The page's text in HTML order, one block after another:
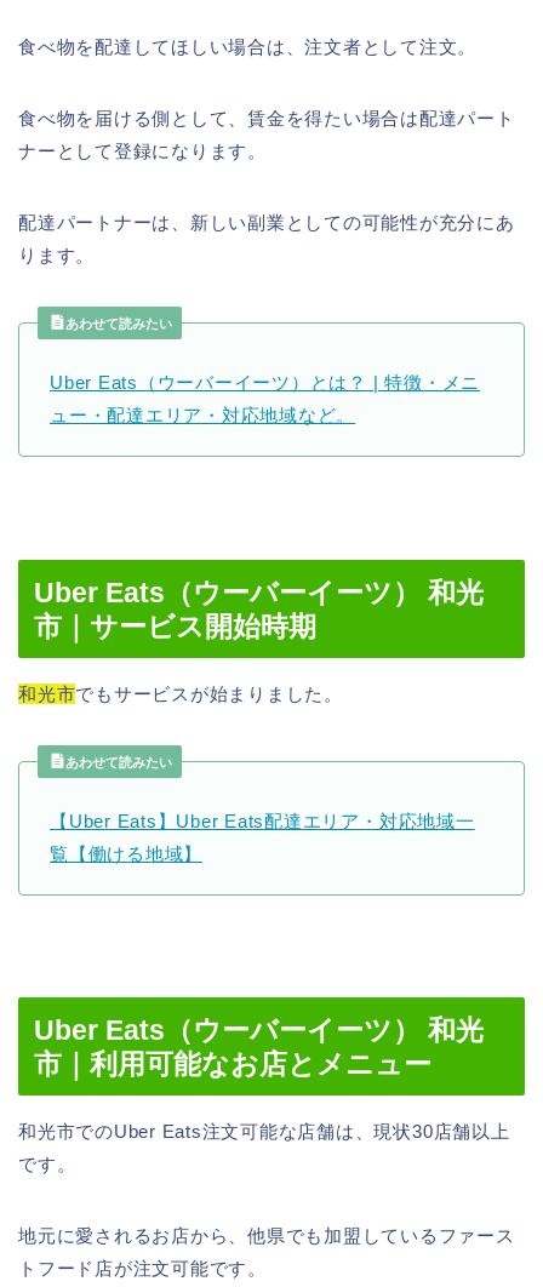
食べ物を配達してほしい場合は、注文者として注文。
食べ物を届ける側として、賃金を得たい場合は配達パート
ナーとして登録になります。
配達パートナーは、新しい副業としての可能性が充分にあ
ります。
あわせて読みたい
Uber Eats（ウーバーイーツ）とは？ | 特徴・メニ
ュー・配達エリア・対応地域など。
Uber Eats（ウーバーイーツ） 和光
市｜サービス開始時期
和光市でもサービスが始まりました。
あわせて読みたい
【Uber Eats】Uber Eats配達エリア・対応地域一
覧【働ける地域】
Uber Eats（ウーバーイーツ） 和光
市｜利用可能なお店とメニュー
和光市でのUber Eats注文可能な店舗は、現状30店舗以上
です。
地元に愛されるお店から、他県でも加盟しているファース
トフード店が注文可能です。